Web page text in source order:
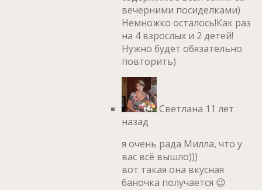
вечерними посиделками)
Немножко осталось!Как раз
на 4 взрослых и 2 детей!
Нужно будет обязательно
повторить)
Светлана 11 лет
назад
я очень рада Милла, что у
вас всё вышло)))
вот такая она вкусная
баночка получается 😉